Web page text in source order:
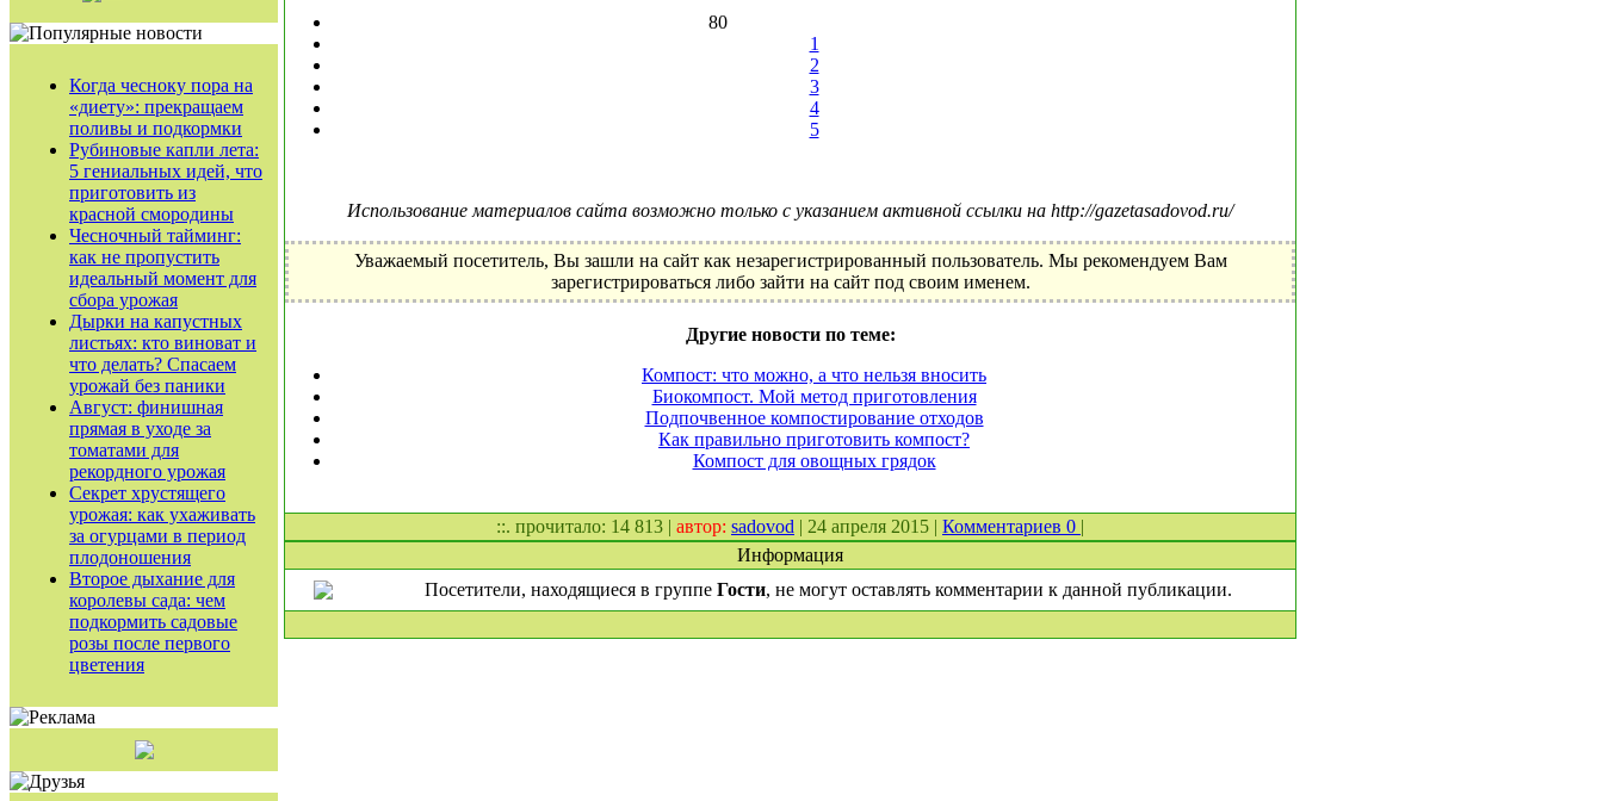
Когда чесноку пора на
«диету»: прекращаем
поливы и подкормки
Рубиновые капли лета:
5 гениальных идей, что
приготовить из
красной смородины
Чесночный тайминг:
как не пропустить
идеальный момент для
сбора урожая
Дырки на капустных
листьях: кто виноват и
что делать? Спасаем
урожай без паники
Август: финишная
прямая в уходе за
томатами для
рекордного урожая
Секрет хрустящего
урожая: как ухаживать
за огурцами в период
плодоношения
Второе дыхание для
королевы сада: чем
подкормить садовые
розы после первого
цветения
80
1
2
3
4
5
Использование материалов сайта возможно только с указанием активной ссылки на http://gazetasadovod.ru/
Уважаемый посетитель, Вы зашли на сайт как незарегистрированный пользователь. Мы рекомендуем Вам
зарегистрироваться либо зайти на сайт под своим именем.
Другие новости по теме:
Компост: что можно, а что нельзя вносить
Биокомпост. Мой метод приготовления
Подпочвенное компостирование отходов
Как правильно приготовить компост?
Компост для овощных грядок
::. прочитало: 14 813 | автор: sadovod | 24 апреля 2015 | Комментариев 0 |
Информация
Посетители, находящиеся в группе Гости, не могут оставлять комментарии к данной публикации.